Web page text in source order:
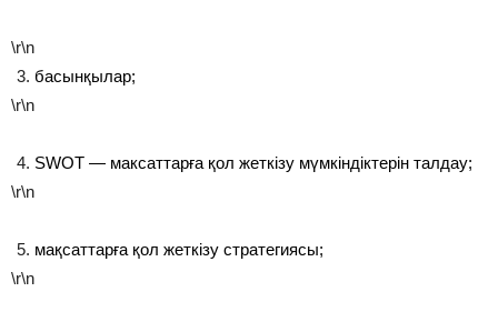
\r\n
басынқылар;
\r\n
SWOT — максаттарға қол жеткізу мүмкіндіктерін талдау;
\r\n
мақсаттарға қол жеткізу стратегиясы;
\r\n